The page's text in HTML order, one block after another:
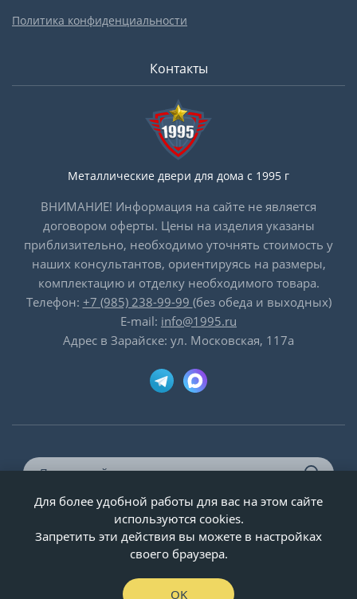
Политика конфиденциальности
Контакты
Металлические двери для дома с 1995 г
ВНИМАНИЕ! Информация на сайте не является
договором оферты. Цены на изделия указаны
приблизительно, необходимо уточнять стоимость у
наших консультантов, ориентируясь на размеры,
комплектацию и отделку необходимого товара.
Телефон: +7 (985) 238-99-99 (без обеда и выходных)
E-mail: info@1995.ru
Адрес в Зарайске: ул. Московская, 117а
© ООО «Двери-и-точка», ИНН 5020092947, 1995-2026 г.
Для более удобной работы для вас на этом сайте
используются cookies.
Запретить эти действия вы можете в настройках
своего браузера.
OK